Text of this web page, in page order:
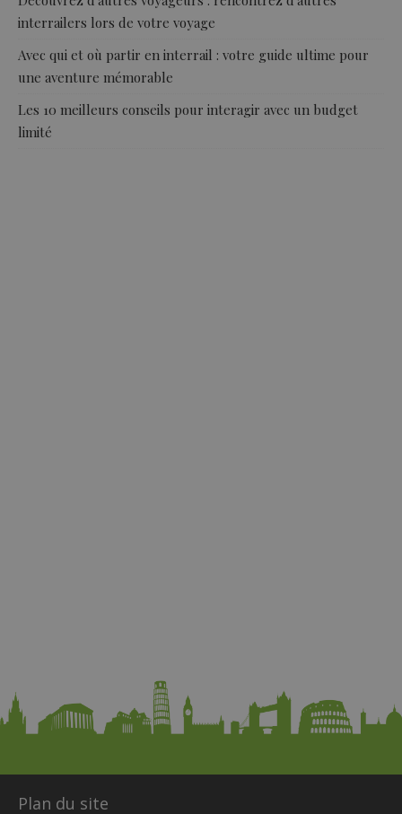
interrailers lors de votre voyage
Avec qui et où partir en interrail : votre guide ultime pour
une aventure mémorable
Les 10 meilleurs conseils pour interagir avec un budget
limité
Plan du site